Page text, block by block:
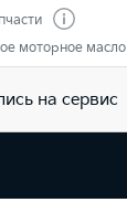
моторное масло
на сервис